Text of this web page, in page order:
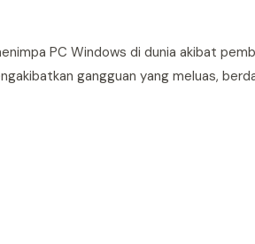
PC Windows di dunia akibat
gangguan yang meluas,